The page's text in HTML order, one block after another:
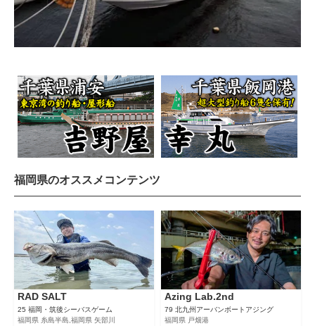
福岡県のオススメコンテンツ
RAD SALT
25 福岡・筑後シーバスゲーム
福岡県 糸島半島,福岡県 矢部川
Azing Lab.2nd
79 北九州アーバンボートアジング
福岡県 戸畑港